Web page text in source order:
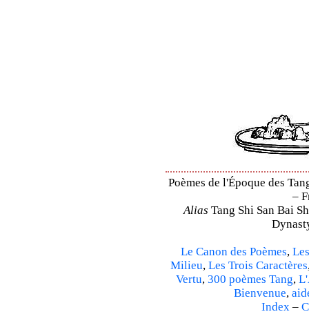
Poèmes de l'Époque des
–
Alias Tang Shi San Bai
Le Canon des Poèmes,
Milieu, Les Trois Caractères
Vertu, 300 poèmes Tang,
Bienvenue,
Index–